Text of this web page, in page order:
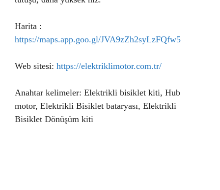
Harita :
https://maps.app.goo.gl/JVA9zZh2syLzFQfw5
Web sitesi: https://elektriklimotor.com.tr/
Anahtar kelimeler: Elektrikli bisiklet kiti, Hub
motor, Elektrikli Bisiklet bataryası, Elektrikli
Bisiklet Dönüşüm kiti